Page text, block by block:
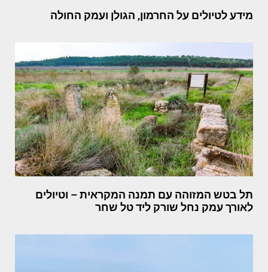
מידע לטיולים על החרמון, הגולן ועמק החולה
תל בטש המזוהה עם תמנה המקראית – וטיולים
לאורך עמק נחל שורק ליד טל שחר